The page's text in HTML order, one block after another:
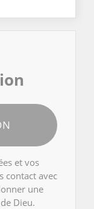
et vos
contact avec
une
Dieu.